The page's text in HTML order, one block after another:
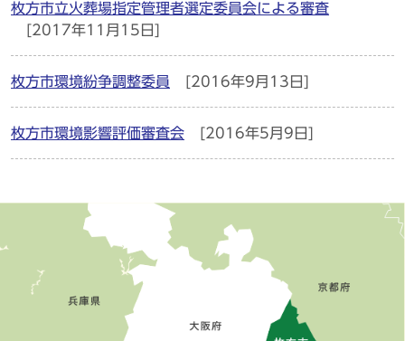
枚方市立火葬場指定管理者選定委員会による審査
[2017年11月15日]
枚方市環境紛争調整委員 [2016年9月13日]
枚方市環境影響評価審査会 [2016年5月9日]